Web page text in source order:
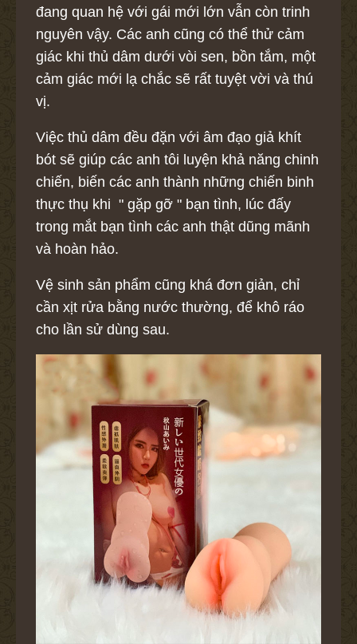
đang quan hệ với gái mới lớn vẫn còn trinh
nguyên vậy. Các anh cũng có thể thử cảm
giác khi thủ dâm dưới vòi sen, bồn tắm, một
cảm giác mới lạ chắc sẽ rất tuyệt vời và thú
vị.
Việc thủ dâm đều đặn với âm đạo giả khít
bót sẽ giúp các anh tôi luyện khả năng chinh
chiến, biến các anh thành những chiến binh
thực thụ khi " gặp gỡ " bạn tình, lúc đấy
trong mắt bạn tình các anh thật dũng mãnh
và hoàn hảo.
Vệ sinh sản phẩm cũng khá đơn giản, chỉ
cần xịt rửa bằng nước thường, để khô ráo
cho lần sử dùng sau.